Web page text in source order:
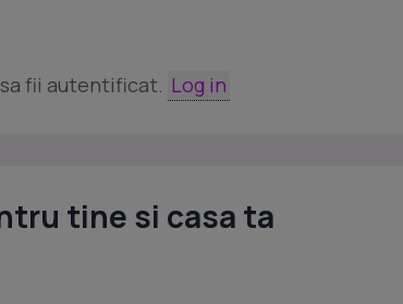
fii autentificat. Log in
tine si casa ta